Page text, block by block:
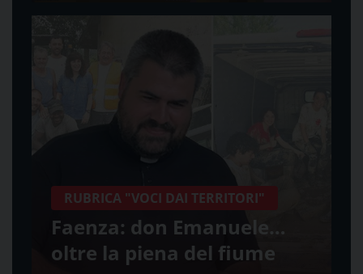
RUBRICA "VOCI DAI TERRITORI"
Faenza: don Emanuele…
oltre la piena del fiume